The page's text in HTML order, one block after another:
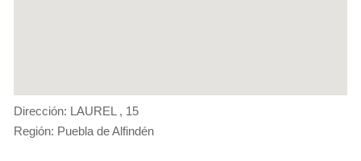
Dirección: LAUREL , 15
Región: Puebla de Alfindén